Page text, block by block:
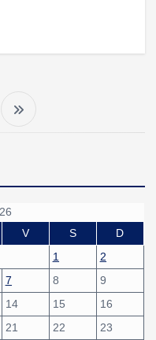
V S
D
1
2
7 8
9
14 15
16
21 22
23